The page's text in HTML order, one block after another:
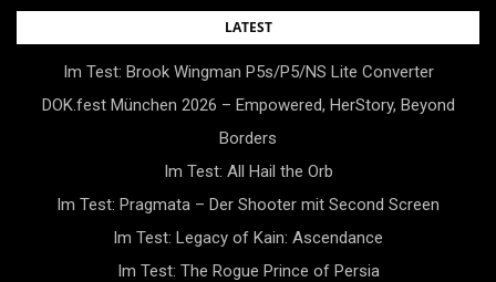
Skip
LATEST
Im Test: Brook Wingman P5s/P5/NS Lite Converter
DOK.fest München 2026 – Empowered, HerStory, Beyond
Borders
Im Test: All Hail the Orb
Im Test: Pragmata – Der Shooter mit Second Screen
Im Test: Legacy of Kain: Ascendance
Im Test: The Rogue Prince of Persia